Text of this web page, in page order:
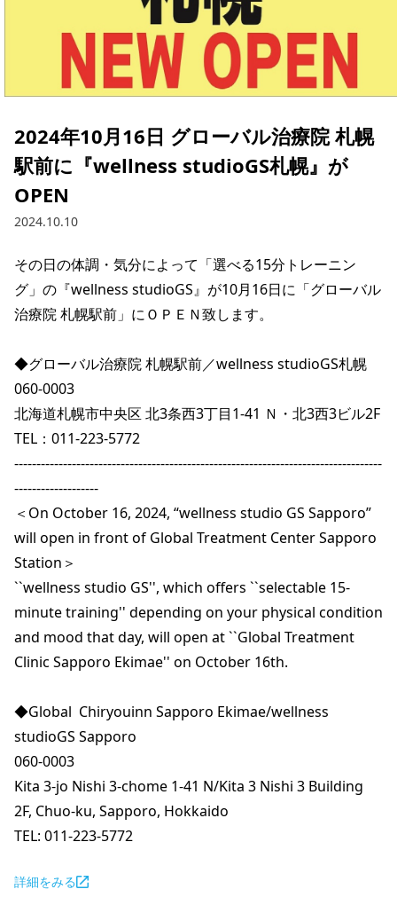
2024年10月16日 グローバル治療院 札幌
駅前に『wellness studioGS札幌』が
OPEN
2024.10.10
その日の体調・気分によって「選べる15分トレーニン
グ」の『wellness studioGS』が10月16日に「グローバル
治療院 札幌駅前」にＯＰＥＮ致します。
◆グローバル治療院 札幌駅前／wellness studioGS札幌
060-0003
北海道札幌市中央区 北3条西3丁目1-41 Ｎ・北3西3ビル2F
TEL：011-223-5772
-----------------------------------------------------------------------------------
-------------------
＜On October 16, 2024, “wellness studio GS Sapporo”
will open in front of Global Treatment Center Sapporo
Station＞
``wellness studio GS'', which offers ``selectable 15-
minute training'' depending on your physical condition
and mood that day, will open at ``Global Treatment
Clinic Sapporo Ekimae'' on October 16th.
◆Global  Chiryouinn Sapporo Ekimae/wellness
studioGS Sapporo
060-0003
Kita 3-jo Nishi 3-chome 1-41 N/Kita 3 Nishi 3 Building
2F, Chuo-ku, Sapporo, Hokkaido
TEL: 011-223-5772
詳細をみる